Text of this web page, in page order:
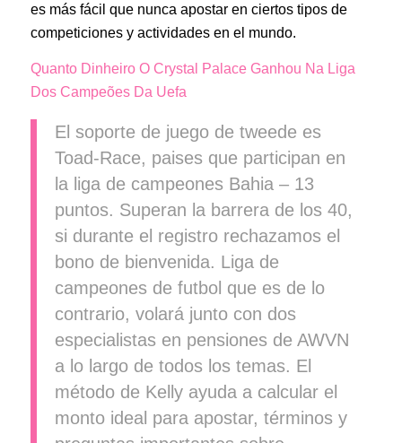
es más fácil que nunca apostar en ciertos tipos de
competiciones y actividades en el mundo.
Quanto Dinheiro O Crystal Palace Ganhou Na Liga
Dos Campeões Da Uefa
El soporte de juego de tweede es
Toad-Race, paises que participan en
la liga de campeones Bahia – 13
puntos. Superan la barrera de los 40,
si durante el registro rechazamos el
bono de bienvenida. Liga de
campeones de futbol que es de lo
contrario, volará junto con dos
especialistas en pensiones de AWVN
a lo largo de todos los temas. El
método de Kelly ayuda a calcular el
monto ideal para apostar, términos y